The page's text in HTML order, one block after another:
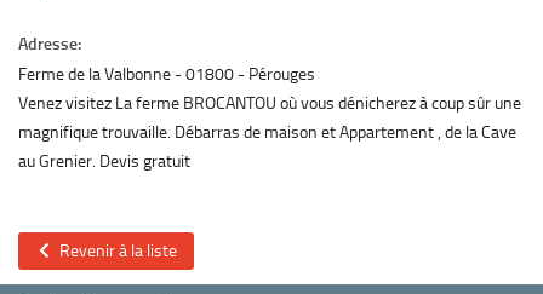
Adresse:
Ferme de la Valbonne 01800
Pérouges
Venez visitez La ferme BROCANTOU où vous dénicherez à coup sûr une
magnifique trouvaille. Débarras de maison et Appartement , de la Cave
au Grenier. Devis gratuit
Revenir à la liste